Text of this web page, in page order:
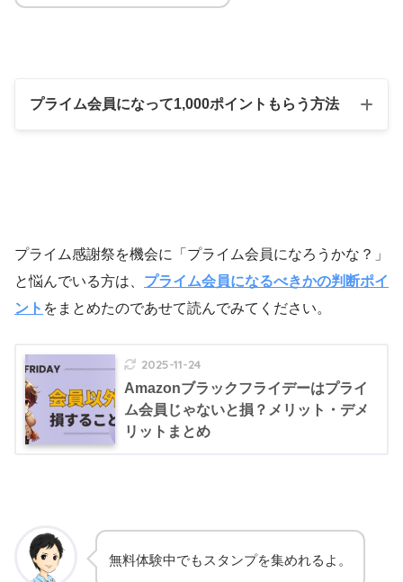
プライム会員になって1,000ポイントもらう方法
Amazonプライム
をクリック
プライム感謝祭を機会に「プライム会員になろうかな？」
と悩んでいる方は、 プライム会員になるべきかの判断ポイ
ント をまとめたのであせて読んでみてください。
2025-11-24
Amazonブラックフライデーはプライ
ム会員じゃないと損？メリット・デメ
リットまとめ
無料体験中でもスタンプを集めれるよ。